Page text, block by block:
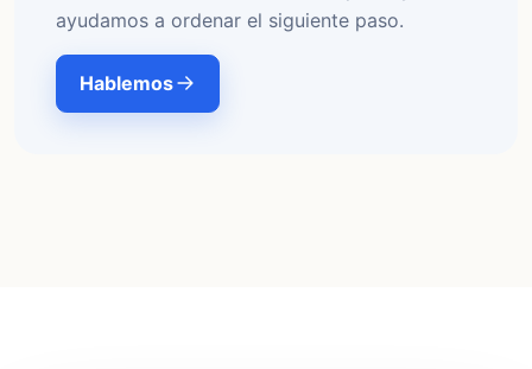
ayudamos a ordenar el siguiente paso.
Hablemos